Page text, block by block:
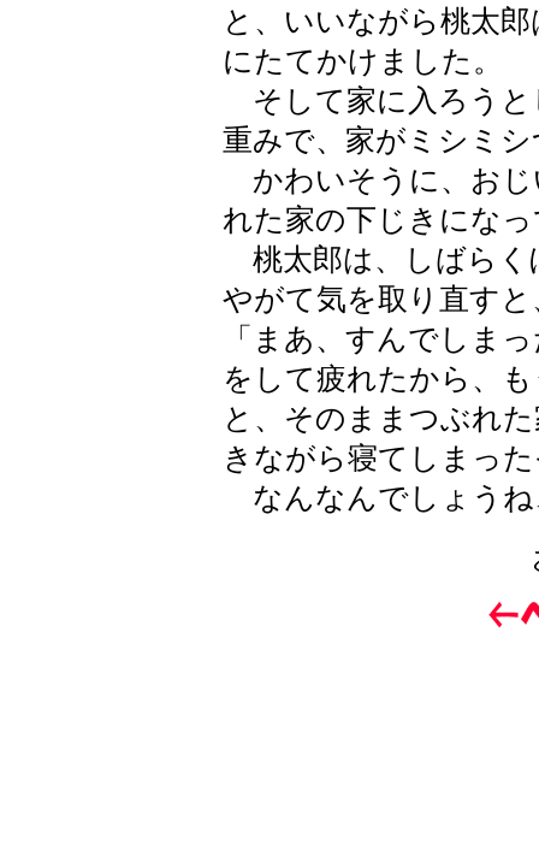
と、いいながら桃太
にたてかけました。
そして家に入ろうと
重みで、家がミシミ
かわいそうに、おじ
れた家の下じきにな
桃太郎は、しばらく
やがて気を取り直すと
「まあ、すんでしま
をして疲れたから、
と、そのままつぶれ
きながら寝てしまっ
なんなんでしょうね